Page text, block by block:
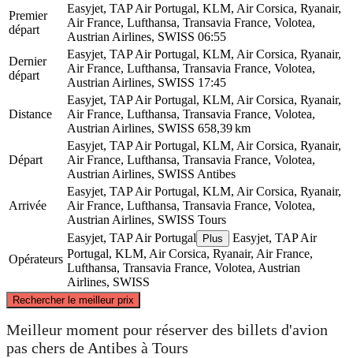
Premier
départ
Easyjet, TAP Air Portugal, KLM, Air Corsica, Ryanair,
Air France, Lufthansa, Transavia France, Volotea,
Austrian Airlines, SWISS 06:55
Dernier
départ
Easyjet, TAP Air Portugal, KLM, Air Corsica, Ryanair,
Air France, Lufthansa, Transavia France, Volotea,
Austrian Airlines, SWISS 17:45
Distance
Easyjet, TAP Air Portugal, KLM, Air Corsica, Ryanair,
Air France, Lufthansa, Transavia France, Volotea,
Austrian Airlines, SWISS 658,39 km
Départ
Easyjet, TAP Air Portugal, KLM, Air Corsica, Ryanair,
Air France, Lufthansa, Transavia France, Volotea,
Austrian Airlines, SWISS Antibes
Arrivée
Easyjet, TAP Air Portugal, KLM, Air Corsica, Ryanair,
Air France, Lufthansa, Transavia France, Volotea,
Austrian Airlines, SWISS Tours
Opérateurs
Easyjet, TAP Air Portugal Plus
Easyjet, TAP Air
Portugal, KLM, Air Corsica, Ryanair, Air France,
Lufthansa, Transavia France, Volotea, Austrian
Airlines, SWISS
Rechercher le meilleur prix
Meilleur moment pour réserver des billets d'avion
pas chers de Antibes à Tours